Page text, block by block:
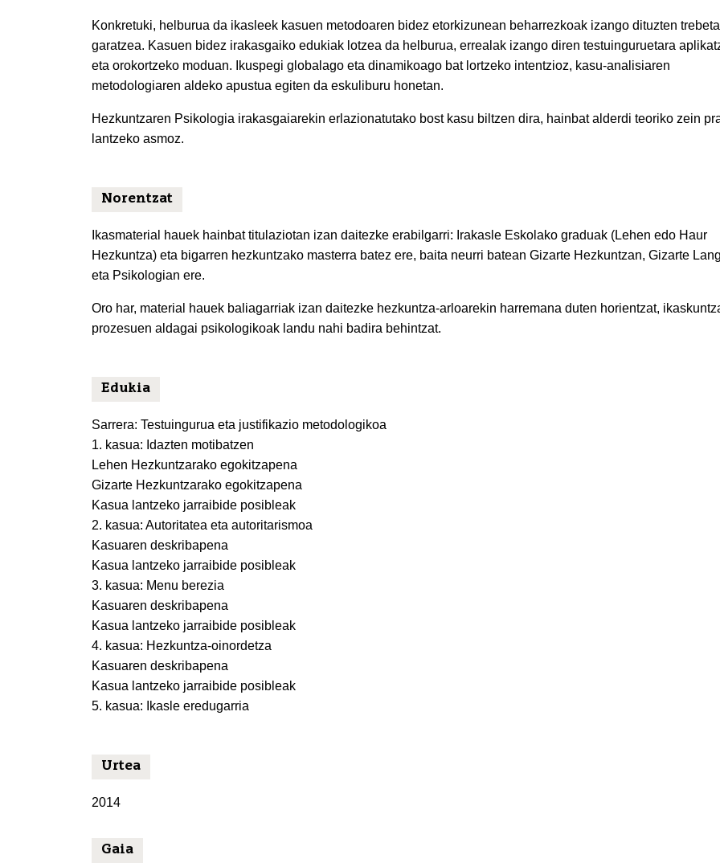
Konkretuki, helburua da ikasleek kasuen metodoaren bidez etorkizunean beharrezkoak izango dituzten
garatzea. Kasuen bidez irakasgaiko edukiak lotzea da helburua, errealak izango diren testuinguruetara
eta orokortzeko moduan. Ikuspegi globalago eta dinamikoago bat lortzeko intentzioz, kasu-analisiaren
metodologiaren aldeko apustua egiten da eskuliburu honetan.
Hezkuntzaren Psikologia irakasgaiarekin erlazionatutako bost kasu biltzen dira, hainbat alderdi teoriko zein
lantzeko asmoz.
Norentzat
Ikasmaterial hauek hainbat titulaziotan izan daitezke erabilgarri: Irakasle Eskolako graduak (Lehen edo Haur
Hezkuntza) eta bigarren hezkuntzako masterra batez ere, baita neurri batean Gizarte Hezkuntzan, Gizarte
eta Psikologian ere.
Oro har, material hauek baliagarriak izan daitezke hezkuntza-arloarekin harremana duten horientzat,
prozesuen aldagai psikologikoak landu nahi badira behintzat.
Edukia
Sarrera: Testuingurua eta justifikazio metodologikoa
1. kasua: Idazten motibatzen
Lehen Hezkuntzarako egokitzapena
Gizarte Hezkuntzarako egokitzapena
Kasua lantzeko jarraibide posibleak
2. kasua: Autoritatea eta autoritarismoa
Kasuaren deskribapena
Kasua lantzeko jarraibide posibleak
3. kasua: Menu berezia
Kasuaren deskribapena
Kasua lantzeko jarraibide posibleak
4. kasua: Hezkuntza-oinordetza
Kasuaren deskribapena
Kasua lantzeko jarraibide posibleak
5. kasua: Ikasle eredugarria
Urtea
2014
Gaia